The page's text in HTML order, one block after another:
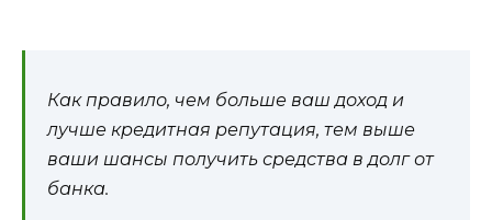
Как правило, чем больше ваш доход и
лучше кредитная репутация, тем выше
ваши шансы получить средства в долг от
банка.